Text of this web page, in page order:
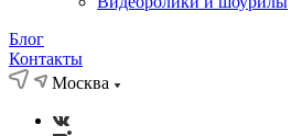
Блог
Контакты
Москва